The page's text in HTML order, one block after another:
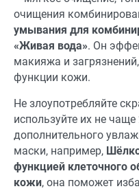
очищения
умывания для
«Живая вода». Он
макияжа и
функции кожи.
Не злоупотребляйте
используйте их не
дополнительного
маски, например,
функцией клеточного
кожи, она поможет